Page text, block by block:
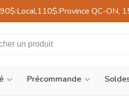
QC-ON,
Précommande